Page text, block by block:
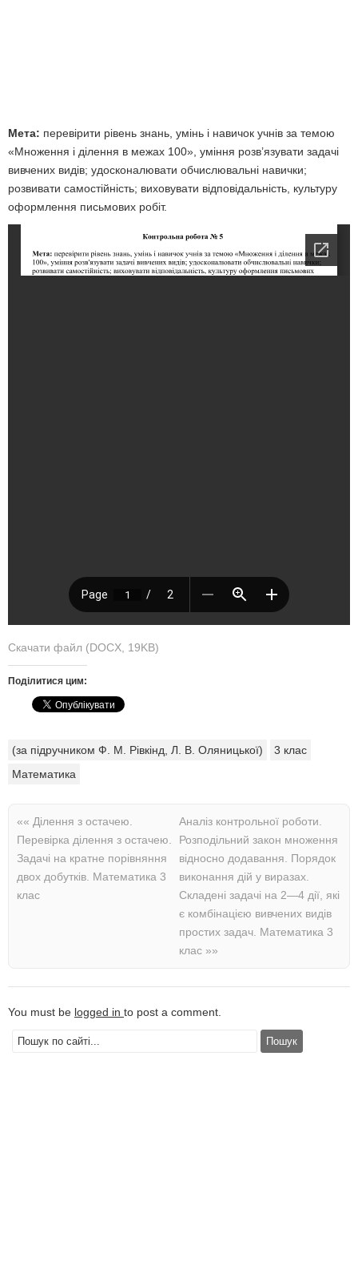
Мета: перевірити рівень знань, умінь і навичок учнів за темою
«Множення і ділення в межах 100», уміння розв’язувати задачі
вивчених видів; удосконалювати обчислювальні навички;
розвивати самостійність; виховувати відповідальність, культуру
оформлення письмових робіт.
Скачати файл (DOCX, 19KB)
Поділитися цим:
(за підручником Ф. М. Рівкінд, Л. В. Оляницької)
3 клас
Математика
«« Ділення з остачею.
Перевірка ділення з остачею.
Задачі на кратне порівняння
двох добутків. Математика 3
клас
Аналіз контрольної роботи.
Розподільний закон множення
відносно додавання. Порядок
виконання дій у виразах.
Складені задачі на 2—4 дії, які
є комбінацією вивчених видів
простих задач. Математика 3
клас »»
You must be logged in to post a comment.